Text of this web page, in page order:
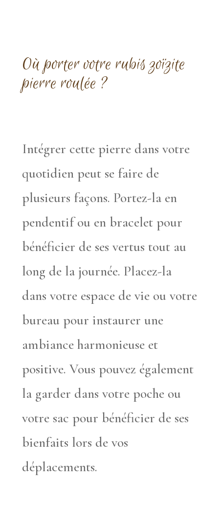
Où porter votre rubis zoïzite
pierre roulée ?
Intégrer cette pierre dans votre
quotidien peut se faire de
plusieurs façons. Portez-la en
pendentif ou en bracelet pour
bénéficier de ses vertus tout au
long de la journée. Placez-la
dans votre espace de vie ou votre
bureau pour instaurer une
ambiance harmonieuse et
positive. Vous pouvez également
la garder dans votre poche ou
votre sac pour bénéficier de ses
bienfaits lors de vos
déplacements.